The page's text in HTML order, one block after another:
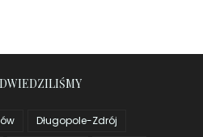
Długopole-Zdrój